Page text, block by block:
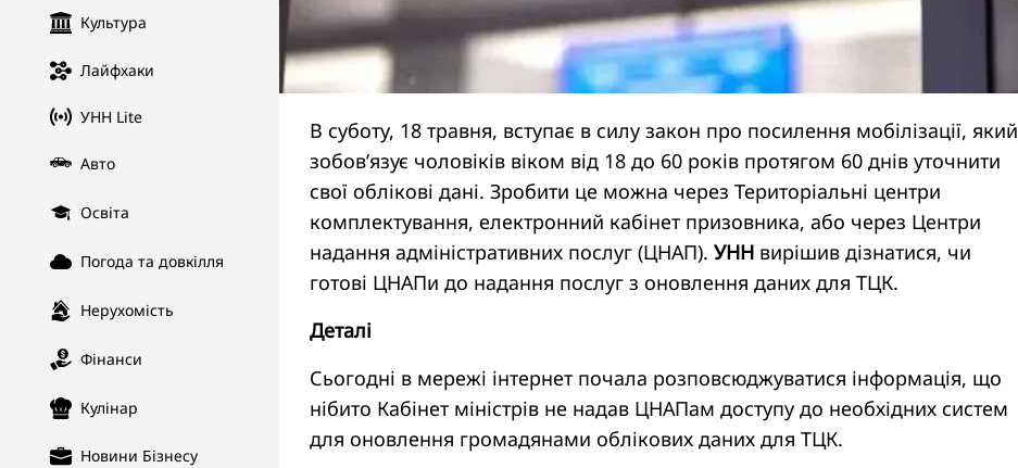
Культура
Лайфхаки
УНН Lite
Авто
Освіта
Погода та довкілля
Нерухомість
Фінанси
Кулінар
Новини Бізнесу
В суботу, 18 травня, вступає в силу закон про посилення мобілізації, який
зобов’язує чоловіків віком від 18 до 60 років протягом 60 днів уточнити
свої облікові дані. Зробити це можна через Територіальні центри
комплектування, електронний кабінет призовника, або через Центри
надання адміністративних послуг (ЦНАП). УНН вирішив дізнатися, чи
готові ЦНАПи до надання послуг з оновлення даних для ТЦК.
Деталі
Сьогодні в мережі інтернет почала розповсюджуватися інформація, що
нібито Кабінет міністрів не надав ЦНАПам доступу до необхідних систем
для оновлення громадянами облікових даних для ТЦК.